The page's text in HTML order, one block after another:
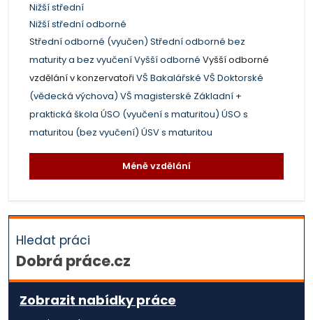
Nižší střední
Nižší střední odborné
Střední odborné (vyučen) Střední odborné bez
maturity a bez vyučeníVyšší odborné Vyšší odborné
vzdělání v konzervatoři VŠ Bakalářské VŠ Doktorské
(vědecká výchova) VŠ magisterské Základní +
praktická škola ÚSO (vyučení s maturitou) ÚSO s
maturitou (bez vyučení) ÚSV s maturitou
Méně vzdělání
Hledat práci
Dobrá práce.cz
Zobrazit nabídky práce